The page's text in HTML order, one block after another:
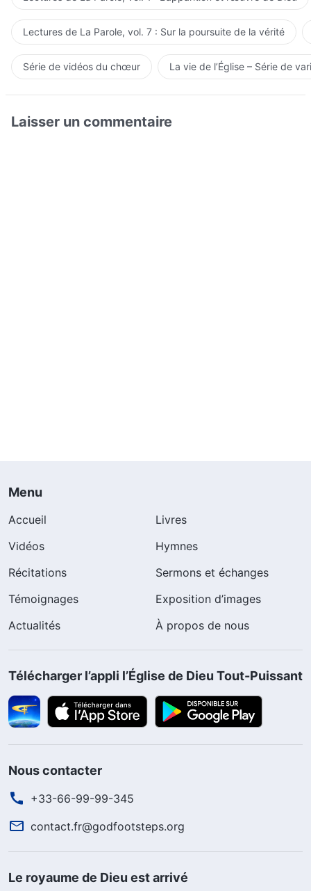
Lectures de La Parole, vol. 7 : Sur la poursuite de la vérité
Série de vidéos du chœur La vie de l’Église – Série de
Laisser un commentaire
Menu
Accueil
Livres
Vidéos
Hymnes
Récitations
Sermons et échanges
Témoignages
Exposition d’images
Actualités
À propos de nous
Télécharger l’appli l’Église de Dieu Tout-Puissant
Nous contacter
+33-66-99-99-345
contact.fr@godfootsteps.org
Le royaume de Dieu est arrivé